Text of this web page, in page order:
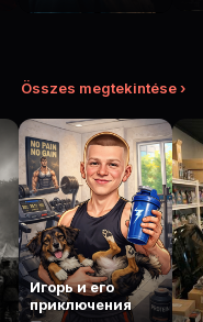
Összes megtekintése ›
Игорь и его
приключения